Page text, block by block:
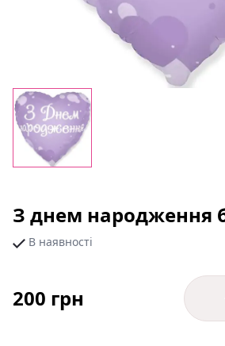
З днем народження
В наявності
200 грн